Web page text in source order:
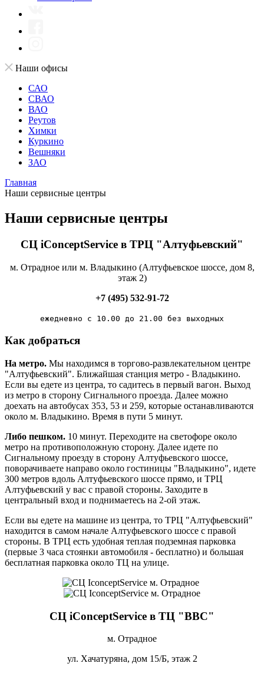
Наши офисы
САО
СВАО
ВАО
Реутов
Химки
Куркино
Вешняки
ЗАО
Главная
Наши сервисные центры
Наши сервисные центры
СЦ iConceptService в ТРЦ "Алтуфьевский"
м. Отрадное или м. Владыкино (Алтуфьевское шоссе, дом 8,
этаж 2)
+7 (495) 532-91-72
ежедневно с 10.00 до 21.00 без выходных
Как добраться
На метро. Мы находимся в торгово-развлекательном центре
"Алтуфьевский". Ближайшая станция метро - Владыкино.
Если вы едете из центра, то садитесь в первый вагон. Выход
из метро в сторону Сигнального проезда. Далее можно
доехать на автобусах 353, 53 и 259, которые останавливаются
около м. Владыкино. Время в пути 5 минут.
Либо пешком. 10 минут. Переходите на светофоре около
метро на противоположную сторону. Далее идете по
Сигнальному проезду в сторону Алтуфьевского шоссе,
поворачиваете направо около гостиницы "Владыкино", идете
300 метров вдоль Алтуфьевского шоссе прямо, и ТРЦ
Алтуфьевский у вас с правой стороны. Заходите в
центральный вход и поднимаетесь на 2-ой этаж.
Если вы едете на машине из центра, то ТРЦ "Алтуфьевский"
находится в самом начале Алтуфьевского шоссе с правой
стороны. В ТРЦ есть удобная теплая подземная парковка
(первые 3 часа стоянки автомобиля - бесплатно) и большая
бесплатная парковка около ТЦ на улице.
СЦ iConceptService в ТЦ "ВВС"
м. Отрадное
ул. Хачатуряна, дом 15/Б, этаж 2